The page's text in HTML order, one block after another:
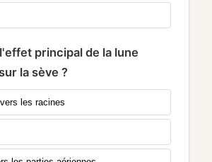
principal de la lune
la sève ?
les racines